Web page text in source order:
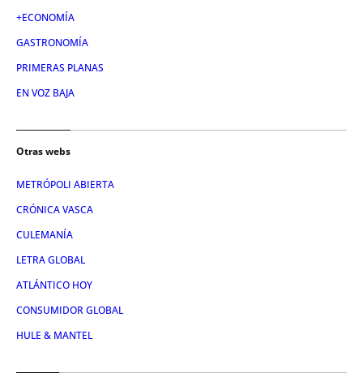
+ECONOMÍA
GASTRONOMÍA
PRIMERAS PLANAS
EN VOZ BAJA
Otras webs
METRÓPOLI ABIERTA
CRÓNICA VASCA
CULEMANÍA
LETRA GLOBAL
ATLÁNTICO HOY
CONSUMIDOR GLOBAL
HULE & MANTEL